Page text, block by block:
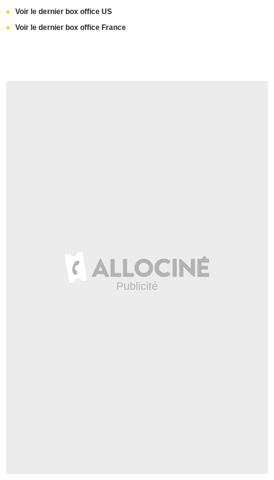
Voir le dernier box office US
Voir le dernier box office France